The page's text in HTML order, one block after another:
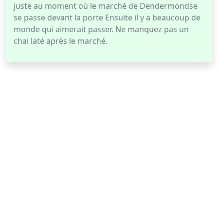
juste au moment où le marché de Dendermondse
se passe devant la porte Ensuite il y a beaucoup de
monde qui aimerait passer. Ne manquez pas un
chai laté après le marché.